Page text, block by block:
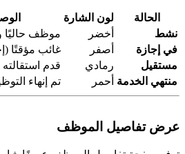
الحالة لون الشارة
نشط
أخضر
موظف حاليًا
في إجازة
أصفر
غائب مؤقتًا
مستقيل
رمادي
قدم استقالته
منتهي الخدمة أحمر تم إنهاء
تفاصيل الموظف